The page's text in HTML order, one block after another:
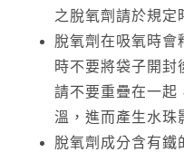
之脫氧劑請於規定
脫氧劑在吸氧時會
時不要將袋子開封
請不要重疊在一起
溫，進而產生水珠
脫氧劑成分含有鐵